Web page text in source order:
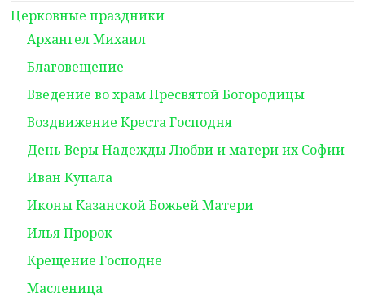
Церковные праздники
Архангел Михаил
Благовещение
Введение во храм Пресвятой Богородицы
Воздвижение Креста Господня
День Веры Надежды Любви и матери их Софии
Иван Купала
Иконы Казанской Божьей Матери
Илья Пророк
Крещение Господне
Масленица